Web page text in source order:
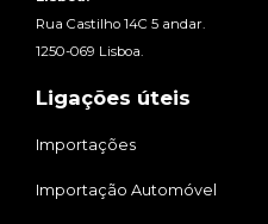
Rua Castilho 14C 5 andar.
1250-069 Lisboa.
Ligações úteis
Importações
Importação Automóvel